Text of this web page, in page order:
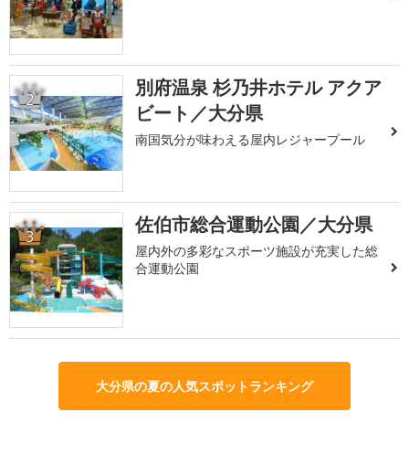
2
別府温泉 杉乃井ホテル アクア
ビート／大分県
南国気分が味わえる屋内レジャープール
3 佐伯市総合運動公園／大分県
屋内外の多彩なスポーツ施設が充実した総
合運動公園
大分県の夏の人気スポットランキング